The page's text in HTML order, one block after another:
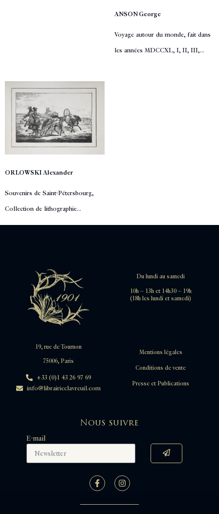
ANSON George
Voyage autour du monde, fait dans
les années MDCCXL, I, II, III,...
ORLOWSKI Alexander
Souvenirs de Saint-Pétersbourg,
Collection de lithographie...
Du lundi au samedi
10h – 13h et 14h30 – 19h
(18h les lundi et samedi)
19, rue de Tournon
75006, Paris
+33 (0)1 43 26 97 69
info@librairieclavreuil.com
Mentions légales
Conditions de vente
Presse et Publications
Nous suivre
E-mail